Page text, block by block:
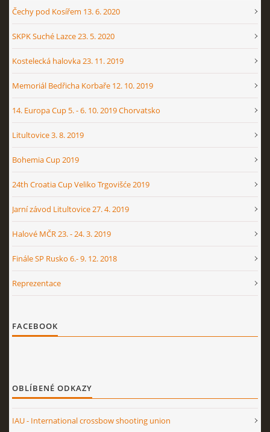
Čechy pod Kosířem 13. 6. 2020
SKPK Suché Lazce 23. 5. 2020
Kostelecká halovka 23. 11. 2019
Memoriál Bedřicha Korbaře 12. 10. 2019
14. Europa Cup 5. - 6. 10. 2019 Chorvatsko
Litultovice 3. 8. 2019
Bohemia Cup 2019
24th Croatia Cup Veliko Trgovišće 2019
Jarní závod Litultovice 27. 4. 2019
Halové MČR 23. - 24. 3. 2019
Finále SP Rusko 6.- 9. 12. 2018
Reprezentace
FACEBOOK
OBLÍBENÉ ODKAZY
IAU - International crossbow shooting union